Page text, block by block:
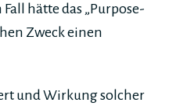
hätte das „Purpose-
Zweck einen
und Wirkung solcher